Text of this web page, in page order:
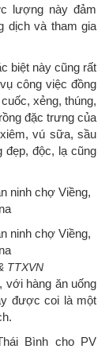
lượng này đảm
dịch và tham gia
biệt này cũng rất
công việc đồng
xẻng, thúng,
đặc trưng của
vú sữa, sầu
đẹp, độc, lạ cũng
TTXVN
với hàng ăn uống
được coi là một
Bình cho PV